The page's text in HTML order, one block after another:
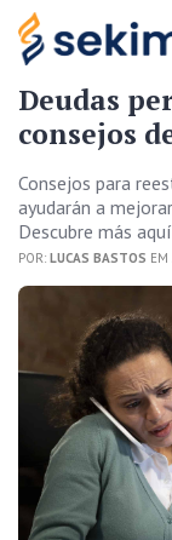
Deudas
consejos
Consejos para
ayudarán a
Descubre más
POR: LUCAS BASTOS EM